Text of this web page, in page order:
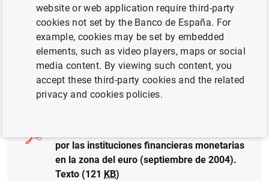
Estadística de los tipos de interés aplicados
por las instituciones financieras monetarias
en la zona del euro (septiembre de 2004).
Gráfico 1 (20KB)
por las instituciones financieras monetarias
en la zona del euro (septiembre de 2004).
Texto (121 KB)
website or web application require third-party
cookies not set by the Banco de España. For
example, cookies may be set by embedded
elements, such as video players, maps or social
media content. By viewing such content, you
accept these third-party cookies and the related
privacy and cookies policies.